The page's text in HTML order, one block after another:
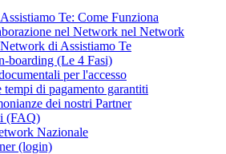
Te: Come Funziona
nel Network nel Network
di Assistiamo Te
boarding (Le 4 Fasi)
per l'accesso
di pagamento garantiti
dei nostri Partner
(FAQ)
Nazionale
(login)